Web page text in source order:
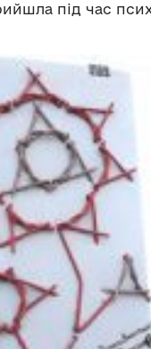
під час